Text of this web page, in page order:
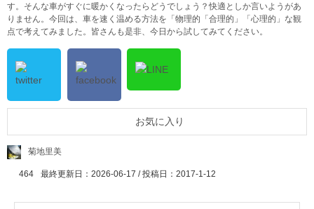
す。そんな車がすぐに暖かくなったらどうでしょう？快適としか言いようがあ
りません。今回は、車を速く温める方法を「物理的「合理的」「心理的」な観
点で考えてみました。皆さんも是非、今日から試してみてください。
お気に入り
菊地里美
464 最終更新日：2026-06-17 / 投稿日： 2017-1-12